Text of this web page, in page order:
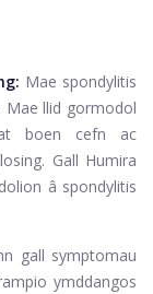
Mae spondylitis
Mae llid gormodol
boen cefn ac
Gall Humira
â spondylitis
gall symptomau
ymddangos